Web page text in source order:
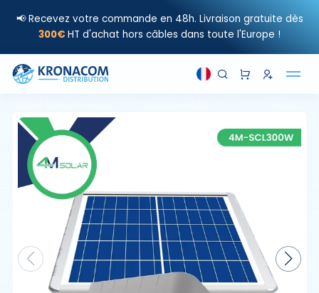
📢 Recevez votre commande en 48h. Livraison gratuite dès
300€ HT d'achat hors câbles dans toute l'Europe !